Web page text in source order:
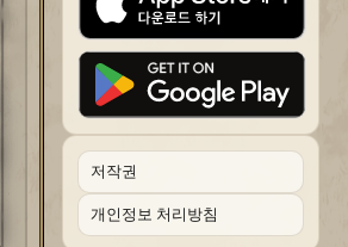
저작권
개인정보 처리방침